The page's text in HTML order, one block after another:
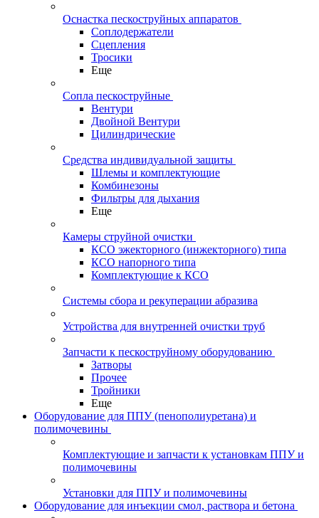
Оснастка пескоструйных аппаратов
Соплодержатели
Сцепления
Тросики
Еще
Сопла пескоструйные
Вентури
Двойной Вентури
Цилиндрические
Средства индивидуальной защиты
Шлемы и комплектующие
Комбинезоны
Фильтры для дыхания
Еще
Камеры струйной очистки
КСО эжекторного (инжекторного) типа
КСО напорного типа
Комплектующие к КСО
Системы сбора и рекуперации абразива
Устройства для внутренней очистки труб
Запчасти к пескоструйному оборудованию
Затворы
Прочее
Тройники
Еще
Оборудование для ППУ (пенополиуретана) и
полимочевины
Комплектующие и запчасти к установкам ППУ и
полимочевины
Установки для ППУ и полимочевины
Оборудование для инъекции смол, раствора и бетона